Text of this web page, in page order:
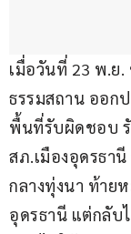
เมื่อวันที่ 23 พ.ย.
ธรรมสถาน ออ
พื้นที่รับผิดชอบ
สภ.เมืองอุดรธา
กลางทุ่งนา ท้าย
อุดรธานี แต่กลับ